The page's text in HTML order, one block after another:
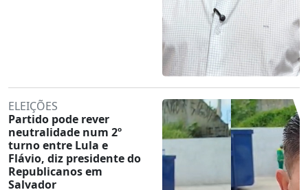
ELEIÇÕES
Partido pode rever
neutralidade num 2º
turno entre Lula e
Flávio, diz presidente do
Republicanos em
Salvador